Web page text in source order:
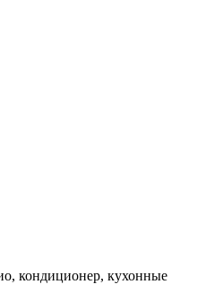
кондиционер, кухонные